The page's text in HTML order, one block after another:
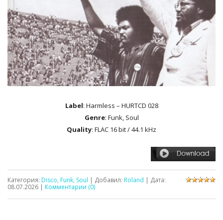
Label: Harmless – HURTCD 028
Genre: Funk, Soul
Quality: FLAC 16 bit / 44.1 kHz
Категория: Disco, Funk, Soul | Добавил: Roland | Дата:
08.07.2026 | Комментарии (0)